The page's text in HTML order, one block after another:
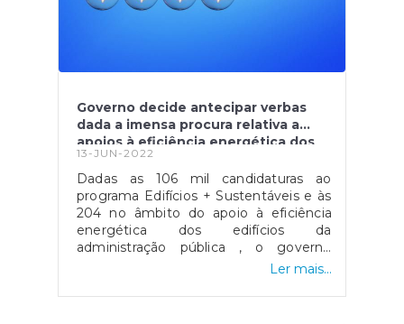
para a realização de queimadas. Fonte:
Governo decide antecipar verbas
dada a imensa procura relativa a
apoios à eficiência energética dos
edifícios
13-JUN-2022
Dadas as 106 mil candidaturas ao
programa Edifícios + Sustentáveis e às
204 no âmbito do apoio à eficiência
energética dos edifícios da
administração pública , o governo
português decidiu que a melhor opção
Plano de Recuperação e
Ler mais...